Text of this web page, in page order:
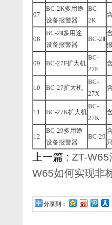
07
BC-2K多用途
设备报警器
BC-
2K
08
BC-2Ⅱ多用途
设备报警器
BC-2Ⅱ
09 BC-27F扩大机
BC-
27F
10 BC-27扩大机
BC-
27X
11 BC-27K扩大机
BC-
27K
12
BC-29多用途
设备报警器
BC-29
上一篇 : ZT-W65
W65如何实现非
分享到：